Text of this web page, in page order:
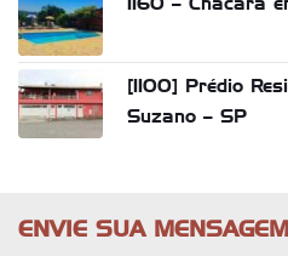
1160 – Chácara
[1100] Prédio
Suzano – SP
ENVIE SUA MENSAGEM